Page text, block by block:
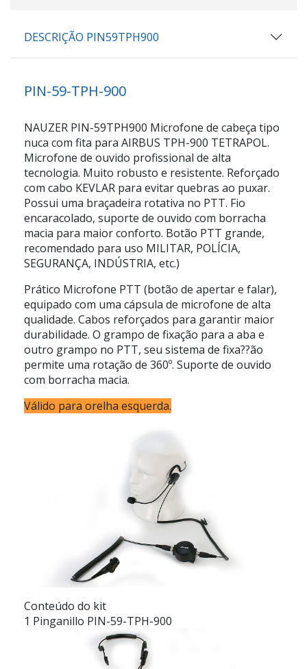
DESCRIÇÃO PIN59TPH900
PIN-59-TPH-900
NAUZER PIN-59TPH900 Microfone de cabeça tipo
nuca com fita para AIRBUS TPH-900 TETRAPOL.
Microfone de ouvido profissional de alta
tecnologia. Muito robusto e resistente. Reforçado
com cabo KEVLAR para evitar quebras ao puxar.
Possui uma braçadeira rotativa no PTT. Fio
encaracolado, suporte de ouvido com borracha
macia para maior conforto. Botão PTT grande,
recomendado para uso MILITAR, POLÍCIA,
SEGURANÇA, INDÚSTRIA, etc.)
Prático Microfone PTT (botão de apertar e falar),
equipado com uma cápsula de microfone de alta
qualidade. Cabos reforçados para garantir maior
durabilidade. O grampo de fixação para a aba e
outro grampo no PTT, seu sistema de fixa??ão
permite uma rotação de 360º. Suporte de ouvido
com borracha macia.
Válido para orelha esquerda.
Conteúdo do kit
1 Pinganillo PIN-59-TPH-900